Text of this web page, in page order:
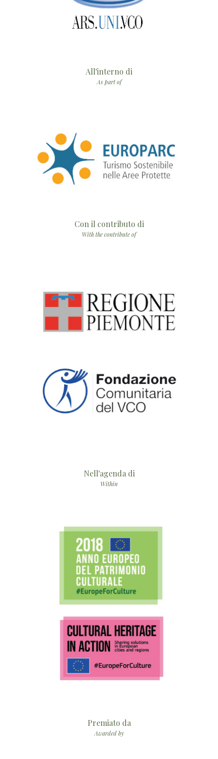
All'interno di
As part of
Con il contributo di
With the contribute of
Nell'agenda di
Within
Premiato da
Awarded by